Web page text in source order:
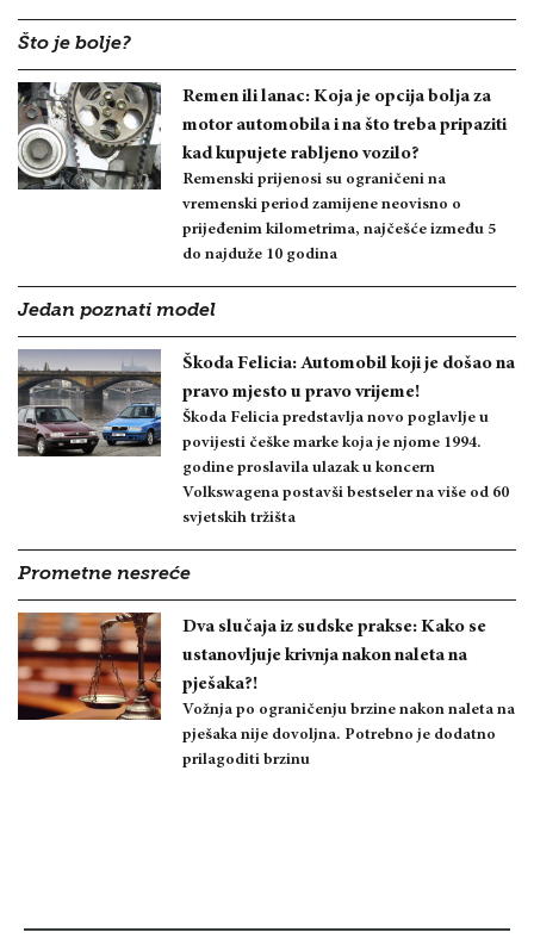
Što je bolje?
Remen ili lanac: Koja je opcija bolja za
motor automobila i na što treba pripaziti
kad kupujete rabljeno vozilo?
Remenski prijenosi su ograničeni na
vremenski period zamijene neovisno o
prijeđenim kilometrima, najčešće između 5
do najduže 10 godina
Jedan poznati model
Škoda Felicia: Automobil koji je došao na
pravo mjesto u pravo vrijeme!
Škoda Felicia predstavlja novo poglavlje u
povijesti češke marke koja je njome 1994.
godine proslavila ulazak u koncern
Volkswagena postavši bestseler na više od 60
svjetskih tržišta
Prometne nesreće
Dva slučaja iz sudske prakse: Kako se
ustanovljuje krivnja nakon naleta na
pješaka?!
Vožnja po ograničenju brzine nakon naleta na
pješaka nije dovoljna. Potrebno je dodatno
prilagoditi brzinu